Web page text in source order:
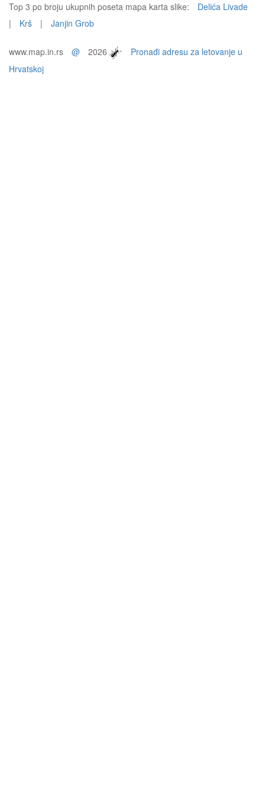
Top 3 po broju ukupnih poseta mapa karta slike:
Delića Livade
|
Krš | Janjin Grob
www.map.in.rs @ 2026
Pronađi adresu za letovanje u
Hrvatskoj